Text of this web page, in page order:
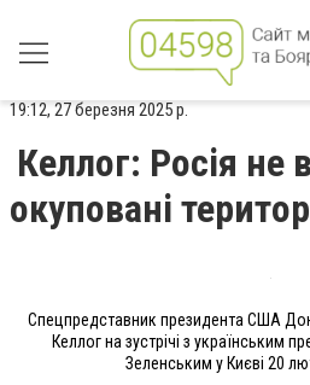
19:12, 27 березня 2025 р.
Келлог: Росія не
окуповані
Спецпредставник президента США
Келлог на зустрічі з українським
Зеленським у Києві 20